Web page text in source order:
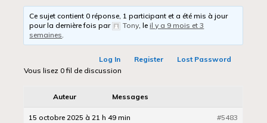
Ce sujet contient 0 réponse, 1 participant et a été mis à jour
pour la dernière fois par
Tony, leil y a 9 mois et 3
semaines.
Log In Register
Lost Password
Vous lisez 0 fil de discussion
Auteur Messages
15 octobre 2025 à 21 h 49 min #5483